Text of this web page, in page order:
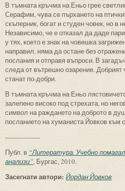
В тъмната кръчма на Еньо грее
Серафим, чува се пърхането на
скъперник, богат и студен човек, но в
Независимо, че е отказал да даде
у тях, което е знак на човешка
направил, няма да остане без
послания и отправя въпроси. В
следа от вътрешно озарение. Добрият
станат по-добри.
В тъмната кръчма на Еньо
залепено високо под стрехата, но
символ на раждането на доброто в
посланието на хуманиста Йовков към
-----------------
Публ. в “Литература. Учебно
анализи”, Бургас, 2010.
Засегнати автори: Йордан Йовков